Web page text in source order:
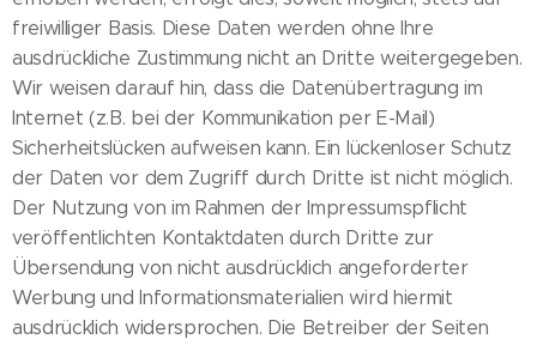
freiwilliger Basis. Diese Daten werden ohne Ihre
ausdrückliche Zustimmung nicht an Dritte weitergegeben.
Wir weisen darauf hin, dass die Datenübertragung im
Internet (z.B. bei der Kommunikation per E-Mail)
Sicherheitslücken aufweisen kann. Ein lückenloser Schutz
der Daten vor dem Zugriff durch Dritte ist nicht möglich.
Der Nutzung von im Rahmen der Impressumspflicht
veröffentlichten Kontaktdaten durch Dritte zur
Übersendung von nicht ausdrücklich angeforderter
Werbung und Informationsmaterialien wird hiermit
ausdrücklich widersprochen. Die Betreiber der Seiten